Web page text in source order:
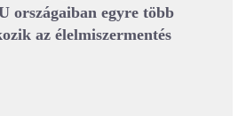
országaiban egyre több
az élelmiszermentés